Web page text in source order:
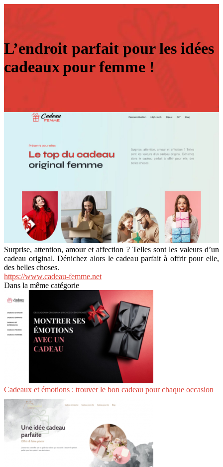
L’endroit parfait pour les idées
cadeaux pour femme !
Surprise, attention, amour et affection ? Telles sont les valeurs d’un
cadeau original. Dénichez alors le cadeau parfait à offrir pour elle,
des belles choses.
https://www.cadeau-femme.net
Dans la même catégorie
Cadeaux et émotions : trouver le bon cadeau pour chaque occasion